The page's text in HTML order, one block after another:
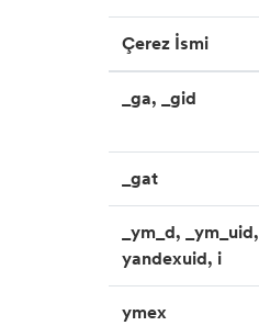
Çerez İsmi
_ga, _gid
_gat
_ym_d, _ym_uid,
yandexuid, i
ymex